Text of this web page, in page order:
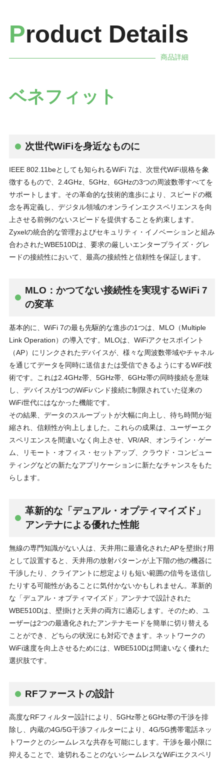
Product Details
商品詳細
ベネフィット
次世代WiFiを⾝近なものに
IEEE 802.11beとしても知られるWiFi 7は、次世代WiFi規格を象
徴するもので、2.4GHz、5GHz、6GHzの3つの周波数帯すべてを
サポートします。その⾰命的な技術的進歩により、スピードの概
念を再定義し、デジタル領域のオンラインエクスペリエンスを向
上させる前例のないスピードを提供することを約束します。
Zyxelの統合的な管理およびセキュリティ・イノベーションと組み
合わされたWBE510Dは、要求の厳しいエンタープライズ・グレ
ードの接続性において、最⾼の接続性と信頼性を保証します。
MLO：かつてない接続性を実現するWiFi 7
の変⾰
基本的に、WiFi 7の最も先駆的な進歩の1つは、MLO（Multiple
Link Operation）の導⼊です。MLOは、WiFiアクセスポイント
（AP）にリンクされたデバイスが、様々な周波数帯域やチャネル
を通じてデータを同時に送信または受信できるようにするWiFi技
術です。これは2.4GHz帯、5GHz帯、6GHz帯の同時接続を意味
し、デバイスが1つのWiFiバンド接続に制限されていた従来の
WiFi世代にはなかった機能です。
その結果、データのスループットが⼤幅に向上し、待ち時間が短
縮され、信頼性が向上しました。これらの成果は、ユーザーエク
スペリエンスを間違いなく向上させ、VR/AR、オンライン・ゲー
ム、リモート・オフィス・セットアップ、クラウド・コンピュー
ティングなどの新たなアプリケーションに新たなチャンスをもた
らします。
⾰新的な「デュアル・オプティマイズド」
アンテナによる優れた性能
無線の専⾨知識がない⼈は、天井⽤に最適化されたAPを壁掛け⽤
として設置すると、天井⽤の放射パターンが上下階の他の機器に
⼲渉したり、クライアントに想定よりも短い範囲の信号を送信し
たりする可能性があることに気付かないかもしれません。⾰新的
な「デュアル・オプティマイズド」アンテナで設計された
WBE510Dは、壁掛けと天井の両⽅に適応します。そのため、ユ
ーザーは2つの最適化されたアンテナモードを簡単に切り替える
ことができ、どちらの状況にも対応できます。ネットワークの
WiFi速度を向上させるためには、WBE510Dは間違いなく優れた
選択肢です。
RFファーストの設計
⾼度なRFフィルター設計により、5GHz帯と6GHz帯の⼲渉を排
除し、内蔵の4G/5G⼲渉フィルターにより、4G/5G携帯電話ネッ
トワークとのシームレスな共存を可能にします。⼲渉を最⼩限に
抑えることで、途切れることのないシームレスなWiFiエクスペリ